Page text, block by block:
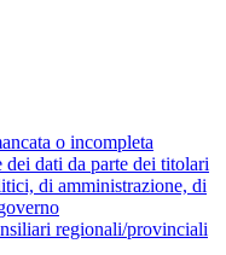
o incompleta
dei dati da parte dei titolari
di amministrazione, di
regionali/provinciali